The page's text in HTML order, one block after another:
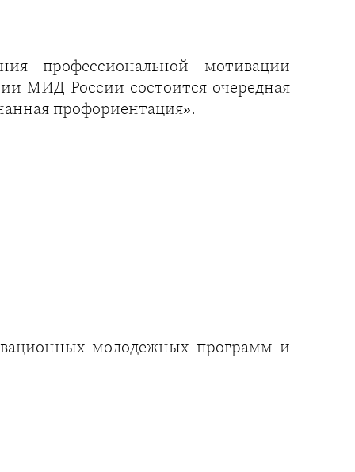
профессиональной мотивации
МИД России состоится очередная
профориентация».
молодежных программ и